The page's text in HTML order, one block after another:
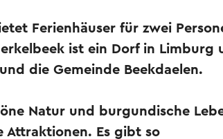
Ferienhäuser für zwei
ist ein Dorf in Limburg
die Gemeinde Beekdaelen.
Natur und burgundische
Attraktionen. Es gibt so